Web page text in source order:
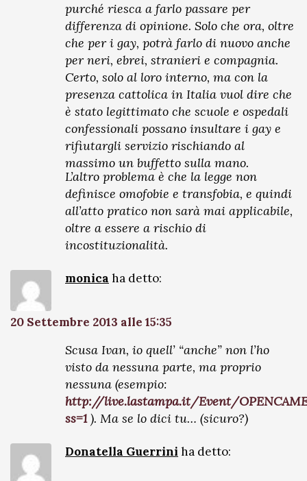
purché riesca a farlo passare per
differenza di opinione. Solo che ora, oltre
che per i gay, potrà farlo di nuovo anche
per neri, ebrei, stranieri e compagnia.
Certo, solo al loro interno, ma con la
presenza cattolica in Italia vuol dire che
è stato legittimato che scuole e ospedali
confessionali possano insultare i gay e
rifiutargli servizio rischiando al
massimo un buffetto sulla mano.
L’altro problema è che la legge non
definisce omofobie e transfobia, e quindi
all’atto pratico non sarà mai applicabile,
oltre a essere a rischio di
incostituzionalità.
monica ha detto:
20 Settembre 2013 alle 15:35
Scusa Ivan, io quell’ “anche” non l’ho
visto da nessuna parte, ma proprio
nessuna (esempio:
http://live.lastampa.it/Event/
ss=1). Ma se lo dici tu… (sicuro?)
Donatella Guerrini ha detto: